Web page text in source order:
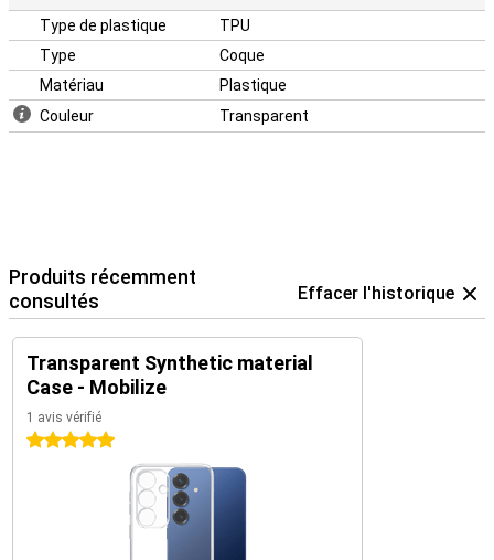
Type de plastique
TPU
Type
Coque
Matériau
Plastique
Couleur
Transparent
Produits récemment
consultés
Effacer l'historique
Transparent Synthetic material
Case - Mobilize
1 avis vérifié
5 étoiles